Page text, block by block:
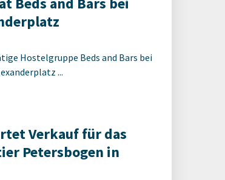
Hostelgruppe Beds and Bars bei
...
Verkauf für das
Petersbogen in